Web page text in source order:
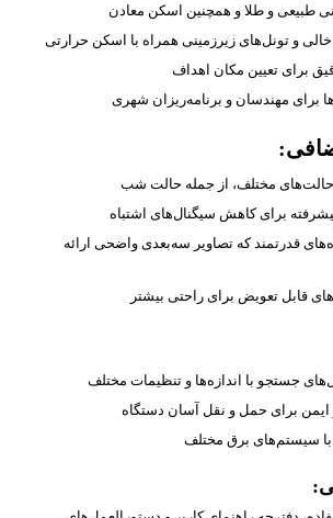
طبیعی و طلا و همچنین اسکن معادن
و تونل‌های زیرزمینی همراه با اسکن حرارتی
برای تعیین مکان اهداف
مهندسان و برنامه‌ریزان شهری
مختلف، از جمله حالت شب
برای کاهش سیگنال‌های اشتباه
قدرتمند که تصاویر سه‌بعدی واضحی ارائه
قابل تعویض برای راحتی بیشتر
جستجو با اندازه‌ها و تنظیمات مختلف
برای حمل و نقل آسان دستگاه
با سیستم‌های برق مختلف